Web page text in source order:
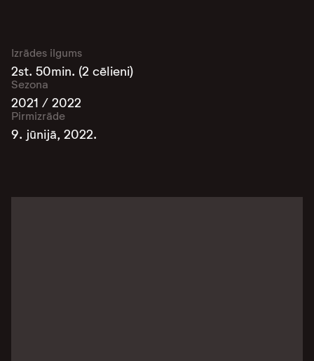
Izrādes ilgums
2st. 50min. (2 cēlieni)
Sezona
2021 / 2022
Pirmizrāde
9. jūnijā, 2022.